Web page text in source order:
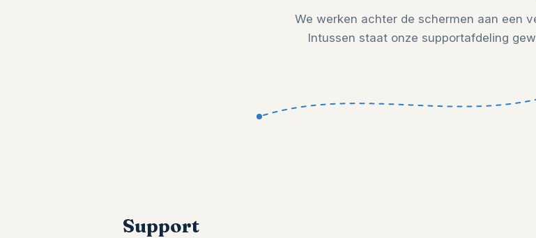
We werken achter de schermen aan een
Intussen staat onze supportafdeling
Support